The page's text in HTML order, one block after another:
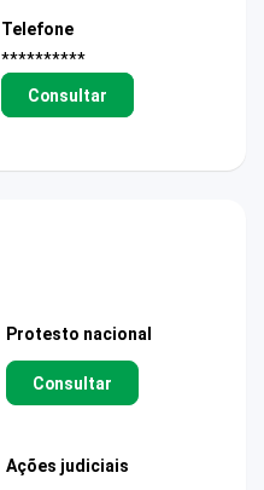
Telefone
**********
Consultar
Protesto nacional
Consultar
Ações judiciais